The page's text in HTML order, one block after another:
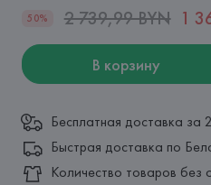
50% 2 739,99 BYN 1
В корзину
Бесплатная доставка за
Быстрая доставка по
Количество товаров без